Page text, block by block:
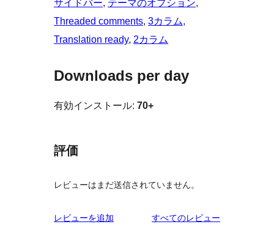
サイドバー, テーマのオプション
Threaded comments, 3カラム
Translation ready, 2カラム
Downloads per day
有効インストール: 70+
評価
レビューはまだ送信されていません。
レビューを追加 すべてのレビュー